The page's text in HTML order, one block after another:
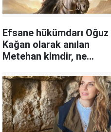
Efsane hükümdarı Oğuz
Kağan olarak anılan
Metehan kimdir, ne
tarihteki önemi ne?